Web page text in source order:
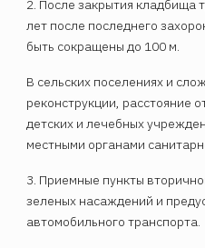
2. После закрытия кладбища
лет после последнего
быть сокращены до 100 м.
В сельских поселениях и
реконструкции, расстояние
детских и лечебных
местными органами
3. Приемные пункты
зеленых насаждений и
автомобильного транспорта.